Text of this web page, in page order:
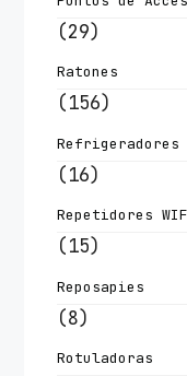
(29)
Ratones
(156)
Refrigeradores
(16)
Repetidores
(15)
Reposapies
(8)
Rotuladoras